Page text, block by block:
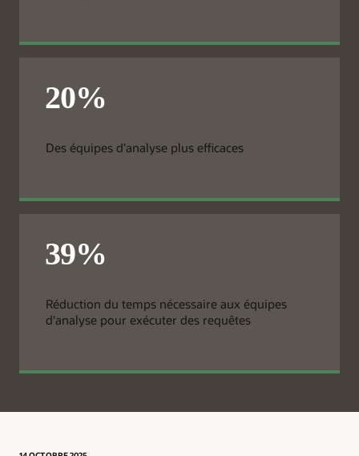
Des équipes d'analyse plus efficaces
Réduction du temps nécessaire aux équipes
d'analyse pour exécuter des requêtes